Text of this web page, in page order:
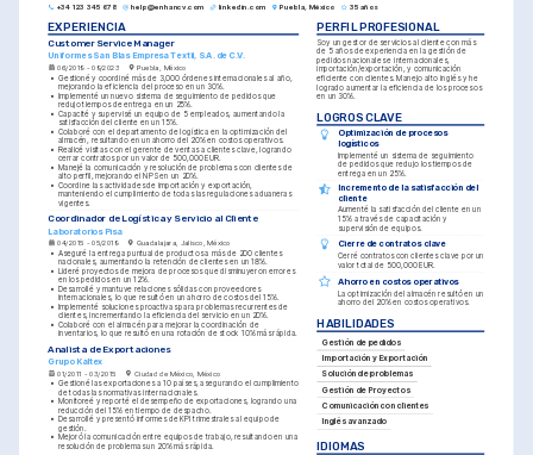
+34 123 345 678 help@enhancv.com linkedin.com Puebla, México 35 años
EXPERIENCIA
Customer Service Manager
Uniformes San Blas Empresa Textil, S.A. de C.V.
06/2019 - 09/2023 Puebla, México
• Gestioné y coordiné más de 3,000 órdenes internacionales al año,
mejorando la eficiencia del proceso en un 30%.
• Implementé un nuevo sistema de seguimiento de pedidos que
redujo tiempos de entrega en un 25%.
• Capacité y supervisé un equipo de 5 empleados, aumentando la
satisfacción del cliente en un 15%.
• Colaboré con el departamento de logística en la optimización del
almacén, resultando en un ahorro del 20% en costos operativos.
• Realicé visitas con el gerente de ventas a clientes clave, logrando
cerrar contratos por un valor de 500,000 EUR.
• Manejé la comunicación y resolución de problemas con clientes de
alto perfil, mejorando el NPS en un 20%.
• Coordine las actividades de importación y exportación,
manteniendo el cumplimiento de todas las regulaciones aduaneras
vigentes.
Coordinador de Logística y Servicio al Cliente
Laboratorios Pisa
04/2015 - 05/2019 Guadalajara, Jalisco, México
• Aseguré la entrega puntual de productos a más de 200 clientes
nacionales, aumentando la retención de clientes en un 18%.
• Lideré proyectos de mejora de procesos que disminuyeron errores
en los pedidos en un 12%.
• Desarrollé y mantuve relaciones sólidas con proveedores
internacionales, lo que resultó en un ahorro de costos del 15%.
• Implementé soluciones proactivas para problemas recurrentes de
clientes, incrementando la eficiencia del servicio en un 20%.
• Colaboré con el almacén para mejorar la coordinación de
inventarios, lo que resultó en una rotación de stock 10% más rápida.
Analista de Exportaciones
Grupo Kaltex
01/2011 - 03/2015 Ciudad de México, México
• Gestioné las exportaciones a 10 países, asegurando el cumplimiento
de todas las normativas internacionales.
• Monitoreé y reporté el desempeño de exportaciones, logrando una
reducción del 15% en tiempo de despacho.
• Desarrollé y presentó informes de KPI trimestrales al equipo de
gestión.
• Mejoró la comunicación entre equipos de trabajo, resultando en una
resolución de problemas un 20% más rápida.
PERFIL PROFESIONAL
Soy un gestor de servicios al cliente con más
de 5 años de experiencia en la gestión de
pedidos nacionales e internacionales,
importación/exportación, y comunicación
eficiente con clientes. Manejo alto inglés y he
logrado aumentar la eficiencia de los procesos
en un 30%.
LOGROS CLAVE
Optimización de procesos
logísticos
Implementé un sistema de seguimiento
de pedidos que redujo los tiempos de
entrega en un 25%.
Incremento de la satisfacción del
cliente
Aumenté la satisfacción del cliente en un
15% a través de capacitación y
supervisión de equipos.
Cierre de contratos clave
Cerré contratos con clientes clave por un
valor total de 500,000 EUR.
Ahorro en costos operativos
La optimización del almacén resultó en un
ahorro del 20% en costos operativos.
HABILIDADES
Gestión de pedidos
Importación y Exportación
Solución de problemas
Gestión de Proyectos
Comunicación con clientes
Inglés avanzado
IDIOMAS